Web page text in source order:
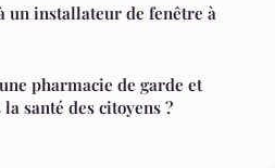
un installateur de fenêtre à
pharmacie de garde et
santé des citoyens ?